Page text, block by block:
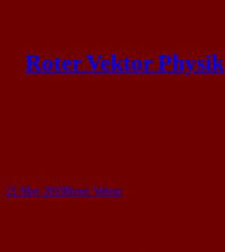
content
Roter Vektor Physik
21 May 2019Roter Vektor